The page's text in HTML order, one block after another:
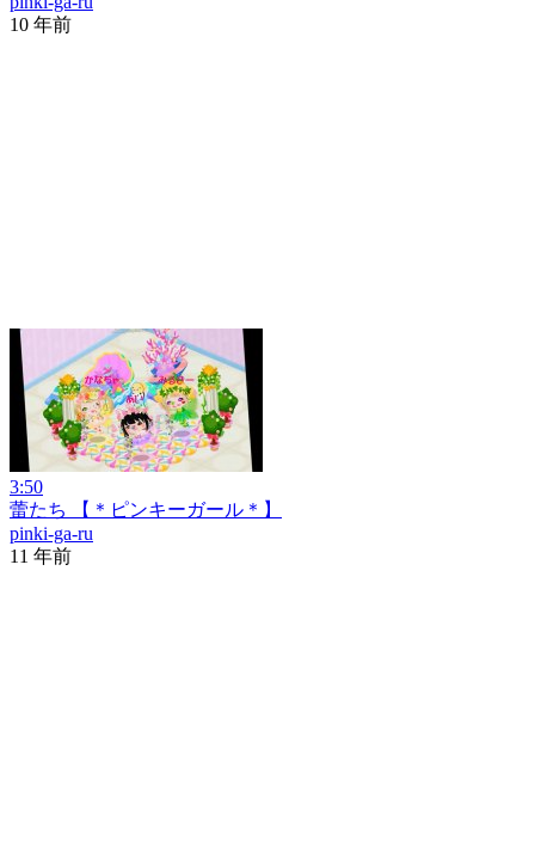
10 年前
3:50
蕾たち 【＊ピンキーガール＊】
pinki-ga-ru
11 年前